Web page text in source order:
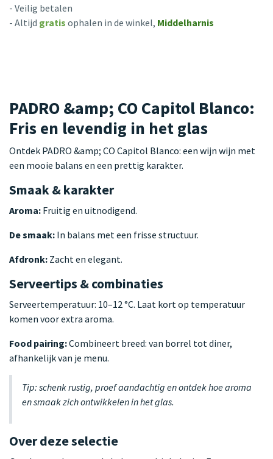
- Veilig betalen
- Altijd gratis ophalen in de winkel, Middelharnis
PADRO &amp; CO Capitol Blanco:
Fris en levendig in het glas
Ontdek PADRO &amp; CO Capitol Blanco: een wijn wijn met
een mooie balans en een prettig karakter.
Smaak & karakter
Aroma: Fruitig en uitnodigend.
De smaak: In balans met een frisse structuur.
Afdronk: Zacht en elegant.
Serveertips & combinaties
Serveertemperatuur: 10–12 °C. Laat kort op temperatuur
komen voor extra aroma.
Food pairing:Combineert breed: van borrel tot diner,
afhankelijk van je menu.
Tip: schenk rustig, proef aandachtig en ontdek hoe aroma
en smaak zich ontwikkelen in het glas.
Over deze selectie